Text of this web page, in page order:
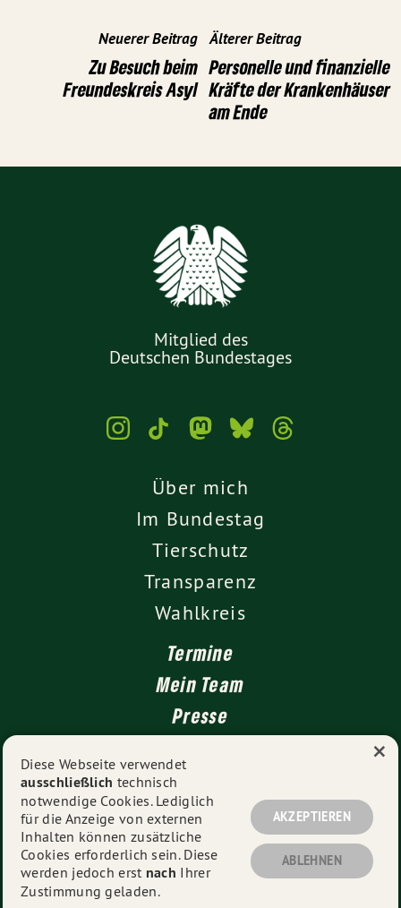
Neuerer Beitrag
Zu Besuch beim
Freundeskreis Asyl
Älterer Beitrag
Personelle und finanzielle
Kräfte der Krankenhäuser
am Ende
Mitglied des
Deutschen Bundestages
Über mich
Im Bundestag
Tierschutz
Transparenz
Wahlkreis
Termine
Mein Team
Presse
Impressum
Datenschutz
© 2026 Dr. Zoe Mayer MdB - Alle Rechte vorbehalten.
Diese Webseite verwendet
ausschließlich technisch
notwendige Cookies. Lediglich
für die Anzeige von externen
Inhalten können zusätzliche
Cookies erforderlich sein. Diese
werden jedoch erst nach Ihrer
Zustimmung geladen.
AKZEPTIEREN
ABLEHNEN
×